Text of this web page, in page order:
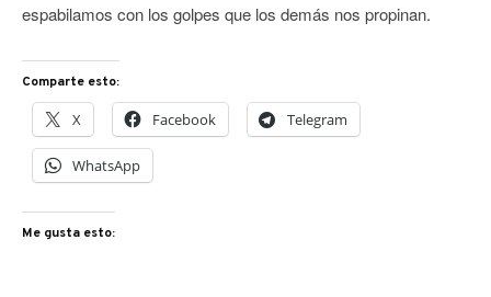
espabilamos con los golpes que los demás nos propinan.
Comparte esto:
X Facebook Telegram
WhatsApp
Me gusta esto: